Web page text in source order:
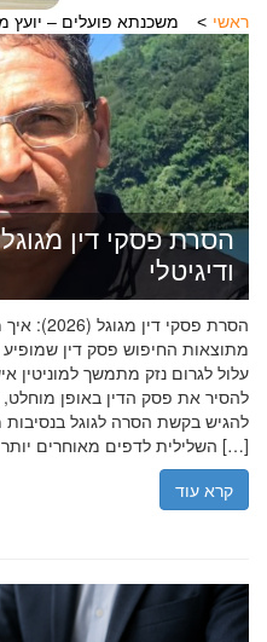
ראשי משכנתא פועלים – יועץ
הסרת פסקי דין
ודיגיטלי
הסרת פסקי
מתוצאות החיפוש פסק דין
עלול לגרום נזק מתמשך למוניטין
להסיר את פסק הדין באופן מוחלט,
להגיש בקשת הסרה לגוגל
השלילית לדפים מאוחרים יותר […]
קרא עוד